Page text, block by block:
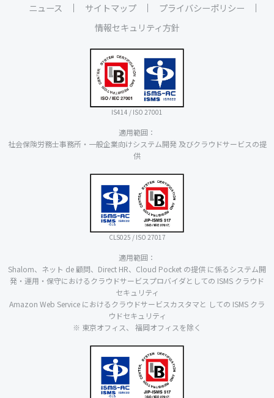
ニュース
サイトマップ
プライバシーポリシー
情報セキュリティ方針
IS414 / ISO 27001
適用範囲：
社会保険労務士事務所・一般企業向けシステム開発 及びクラウドサービスの提
供
CLS025 / ISO 27017
適用範囲：
Shalom、ネット de 顧問、Direct HR、Cloud Pocket の提供 に係るシステム開
発・運用・保守におけるクラウドサービスプロバイダとしての ISMS クラウド
セキュリティ
Amazon Web Service におけるクラウドサービスカスタマと しての ISMS クラ
ウドセキュリティ
※ 東京オフィス、 福岡オフィスを除く